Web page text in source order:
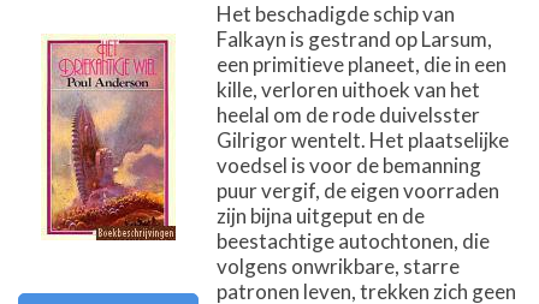
Het beschadigde schip van
Falkayn is gestrand op Larsum,
een primitieve planeet, die in een
kille, verloren uithoek van het
heelal om de rode duivelsster
Gilrigor wentelt. Het plaatselijke
voedsel is voor de bemanning
puur vergif, de eigen voorraden
zijn bijna uitgeput en de
beestachtige autochtonen, die
volgens onwrikbare, starre
patronen leven, trekken zich geen